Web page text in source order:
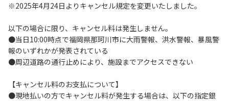
ートを掲示してください。
てください。
７．BBQ及び焚火台の灰につきましては鎮火を確認した上で
指定の回収場所へ廃棄してください。
８．ペットの糞は燃えるごみとして処理してください。
序、善良の風俗に反する恐れのある場合には、ご利用をお断
りいたします。
※2025年4月24日よりキャンセル規定を変更いたしました。
以下の場合に限り、キャンセル料は発生しません。
●当日10:00時点で福岡県那珂川市に大雨警報、洪水警報、暴風警
報のいずれかが発表されている
●周辺道路の通行止めにより、施設までアクセスできない
【キャンセル料のお支払について】
●現地払いの方でキャンセル料が発生する場合は、以下の指定銀